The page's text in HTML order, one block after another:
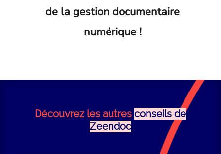
de la gestion documentaire
numérique !
Découvrez les autresconseils de
Zeendoc